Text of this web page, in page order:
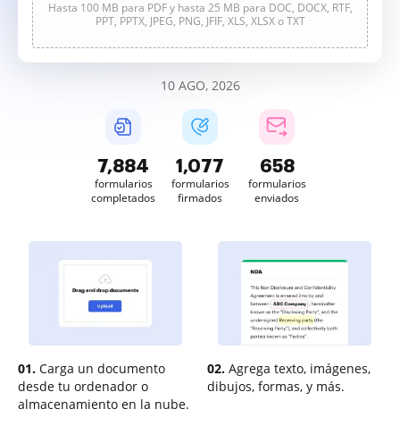
Hasta 100 MB para PDF y hasta 25 MB para DOC, DOCX, RTF,
PPT, PPTX, JPEG, PNG, JFIF, XLS, XLSX o TXT
10 AGO, 2026
7,886
formularios
completados
1,077
formularios
firmados
659
formularios
enviados
01. Carga un documento
desde tu ordenador o
almacenamiento en la nube.
02. Agrega texto, imágenes,
dibujos, formas, y más.